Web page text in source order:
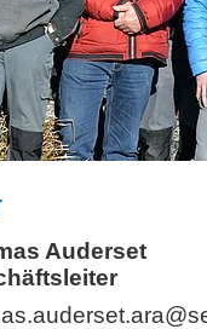
Auderset